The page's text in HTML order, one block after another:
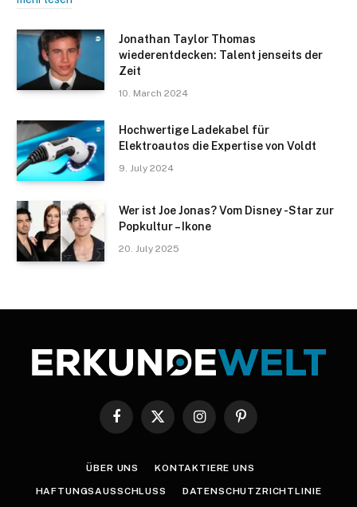
Jonathan Taylor Thomas
wiederentdecken: Talent jenseits der
Zeit
10. March 2024
Hochwertige Ladekabel für
Elektroautos die Expertise von Voldt
9. July 2024
Wer ist Joe Jonas? Vom Disney -Star zur
Popkultur – Ikone
20. July 2025
Facebook
X
InstagramPinterest
ÜBER UNS KONTAKTIERE UNS
HAFTUNGSAUSSCHLUSS DATENSCHUTZRICHTLINIE